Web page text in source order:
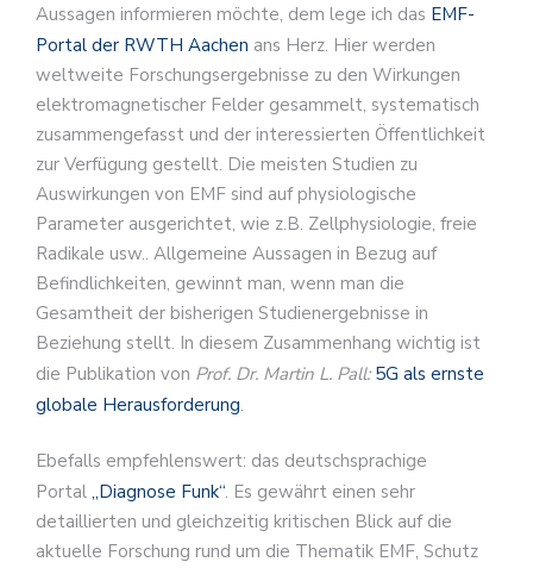
Aussagen informieren möchte, dem lege ich das EMF-
Portal der RWTH Aachen ans Herz. Hier werden
weltweite Forschungsergebnisse zu den Wirkungen
elektromagnetischer Felder gesammelt, systematisch
zusammengefasst und der interessierten Öffentlichkeit
zur Verfügung gestellt. Die meisten Studien zu
Auswirkungen von EMF sind auf physiologische
Parameter ausgerichtet, wie z.B. Zellphysiologie, freie
Radikale usw.. Allgemeine Aussagen in Bezug auf
Befindlichkeiten, gewinnt man, wenn man die
Gesamtheit der bisherigen Studienergebnisse in
Beziehung stellt. In diesem Zusammenhang wichtig ist
die Publikation von Prof. Dr. Martin L. Pall: 5G als ernste
globale Herausforderung.
Ebefalls empfehlenswert: das deutschsprachige
Portal „Diagnose Funk“. Es gewährt einen sehr
detaillierten und gleichzeitig kritischen Blick auf die
aktuelle Forschung rund um die Thematik EMF, Schutz